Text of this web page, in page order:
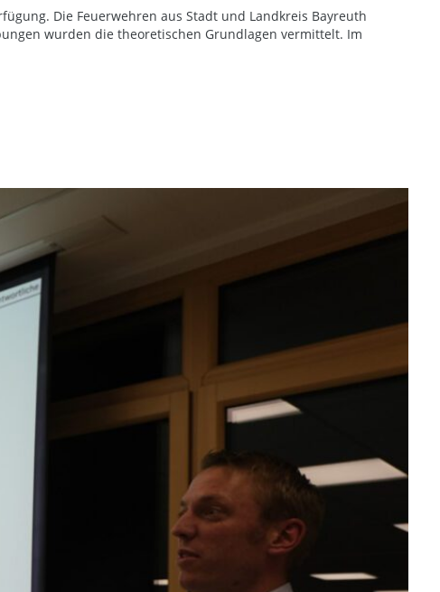
Die Feuerwehren aus Stadt und Landkreis Bayreuth
wurden die theoretischen Grundlagen vermittelt. Im